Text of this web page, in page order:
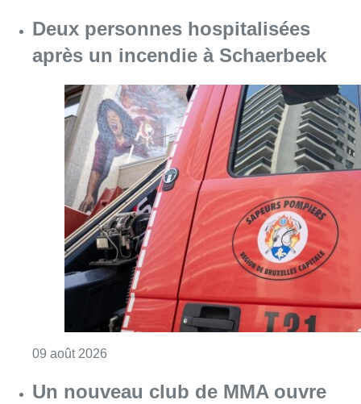
Deux personnes hospitalisées
après un incendie à Schaerbeek
09 août 2026
Un nouveau club de MMA ouvre